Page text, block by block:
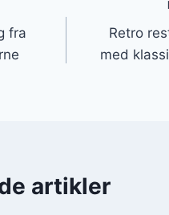
fra
Retro
med
artikler